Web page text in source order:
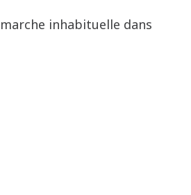
inhabituelle dans